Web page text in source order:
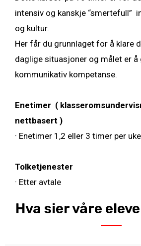
intensiv og kanskje
og kultur.
Her får du grunnlaget for å klare
daglige situasjoner og målet er å
kommunikativ kompetanse.
Enetimer (
nettbasert )
· Enetimer 1,2 eller 3 timer per
Tolketjenester
· Etter avtale
Hva sier våre